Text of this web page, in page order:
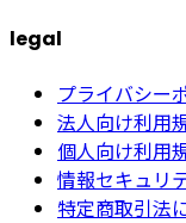
legal
プライバシー
法人向け利用
個人向け利用
情報セキュリ
特定商取引法